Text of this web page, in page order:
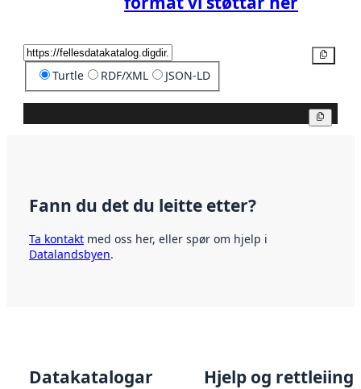
Turtle RDF/XML JSON-LD
Fann du det du leitte etter?
Ta kontakt med oss her, eller spør om hjelp i
Datalandsbyen.
Datakatalogar Hjelp og rettleiing